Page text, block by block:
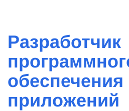
Разработчик
обеспечения
приложений